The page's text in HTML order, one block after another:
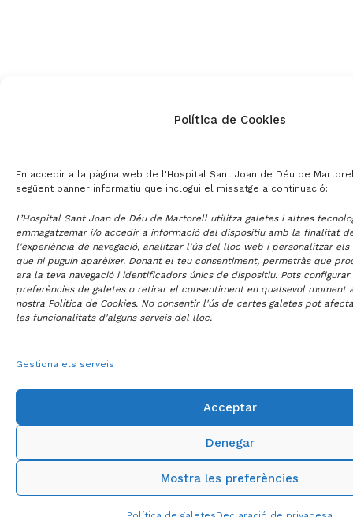
Política de Cookies
En accedir a la pàgina web de l'Hospital Sant Joan de Déu de
següent banner informatiu que inclogui el missatge a continuació:
L’Hospital Sant Joan de Déu de Martorell utilitza galetes i altres
emmagatzemar i/o accedir a informació del dispositiu amb la finalitat
l'experiència de navegació, analitzar l'ús del lloc web i personalitzar els
que hi puguin aparèixer. Donant el teu consentiment, permetràs que
ara la teva navegació i identificadors únics de dispositiu. Pots configurar
preferències de galetes o retirar el consentiment en qualsevol moment
nostra Política de Cookies. No consentir l'ús de certes galetes pot
les funcionalitats d'alguns serveis del lloc.
Gestiona els serveis
Acceptar
Denegar
Mostra les preferències